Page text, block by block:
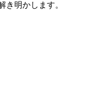
明かします。